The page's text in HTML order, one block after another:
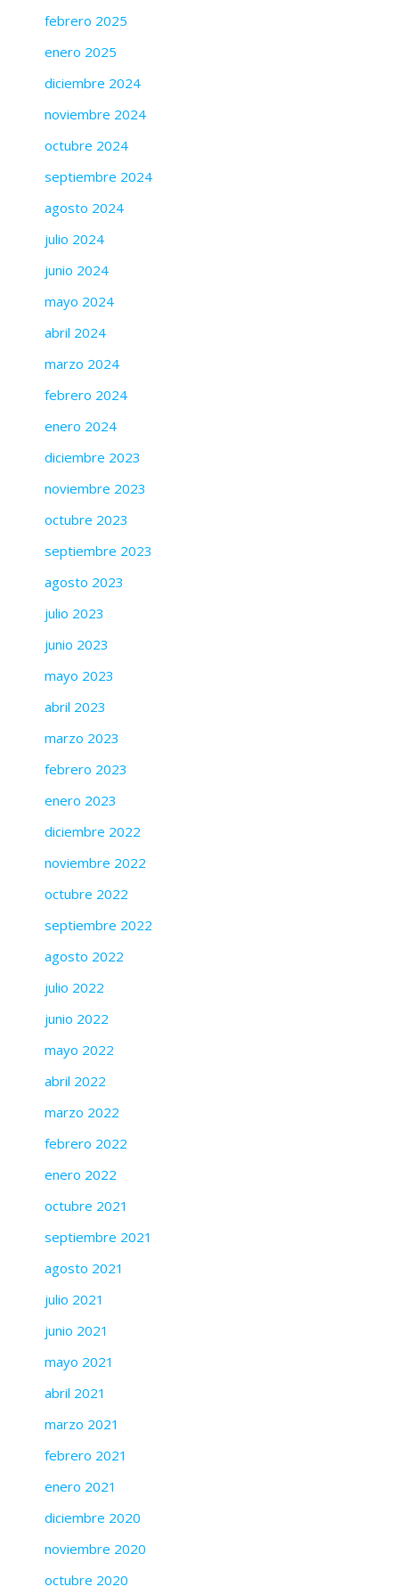
febrero 2025
enero 2025
diciembre 2024
noviembre 2024
octubre 2024
septiembre 2024
agosto 2024
julio 2024
junio 2024
mayo 2024
abril 2024
marzo 2024
febrero 2024
enero 2024
diciembre 2023
noviembre 2023
octubre 2023
septiembre 2023
agosto 2023
julio 2023
junio 2023
mayo 2023
abril 2023
marzo 2023
febrero 2023
enero 2023
diciembre 2022
noviembre 2022
octubre 2022
septiembre 2022
agosto 2022
julio 2022
junio 2022
mayo 2022
abril 2022
marzo 2022
febrero 2022
enero 2022
octubre 2021
septiembre 2021
agosto 2021
julio 2021
junio 2021
mayo 2021
abril 2021
marzo 2021
febrero 2021
enero 2021
diciembre 2020
noviembre 2020
octubre 2020